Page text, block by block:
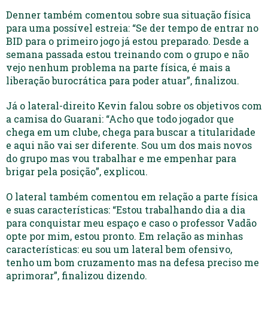
Denner também comentou sobre sua situação física
para uma possível estreia: “Se der tempo de entrar no
BID para o primeiro jogo já estou preparado. Desde a
semana passada estou treinando com o grupo e não
vejo nenhum problema na parte física, é mais a
liberação burocrática para poder atuar”, finalizou.
Já o lateral-direito Kevin falou sobre os objetivos com
a camisa do Guarani: “Acho que todo jogador que
chega em um clube, chega para buscar a titularidade
e aqui não vai ser diferente. Sou um dos mais novos
do grupo mas vou trabalhar e me empenhar para
brigar pela posição”, explicou.
O lateral também comentou em relação a parte física
e suas características: “Estou trabalhando dia a dia
para conquistar meu espaço e caso o professor Vadão
opte por mim, estou pronto. Em relação as minhas
características: eu sou um lateral bem ofensivo,
tenho um bom cruzamento mas na defesa preciso me
aprimorar”, finalizou dizendo.